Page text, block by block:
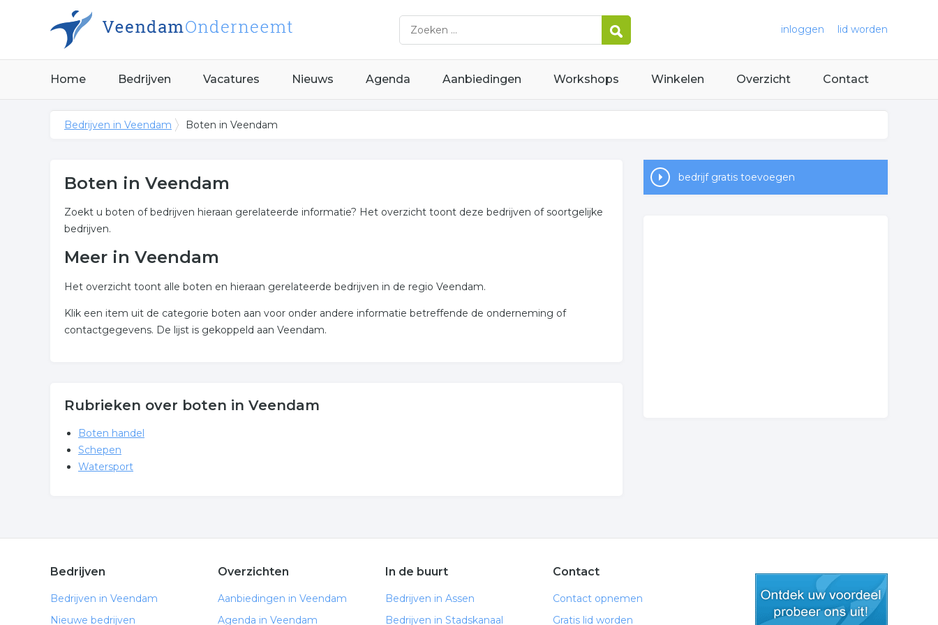
inloggen lid worden
Home Bedrijven Vacatures Nieuws Agenda Aanbiedingen Workshops Winkelen Overzicht Contact
Bedrijven in Veendam Boten in Veendam
Boten in Veendam
Zoekt u boten of bedrijven hieraan gerelateerde informatie? Het overzicht toont deze bedrijven of soortgelijke
bedrijven.
Meer in Veendam
Het overzicht toont alle boten en hieraan gerelateerde bedrijven in de regio Veendam.
Klik een item uit de categorie boten aan voor onder andere informatie betreffende de onderneming of
contactgegevens. De lijst is gekoppeld aan Veendam.
Rubrieken over boten in Veendam
Boten handel
Schepen
Watersport
bedrijf gratis toevoegen
Bedrijven
Bedrijven in Veendam
Nieuwe bedrijven
Overzichten
Aanbiedingen in Veendam
Agenda in Veendam
In de buurt
Bedrijven in Assen
Bedrijven in Stadskanaal
Contact
Contact opnemen
Gratis lid worden